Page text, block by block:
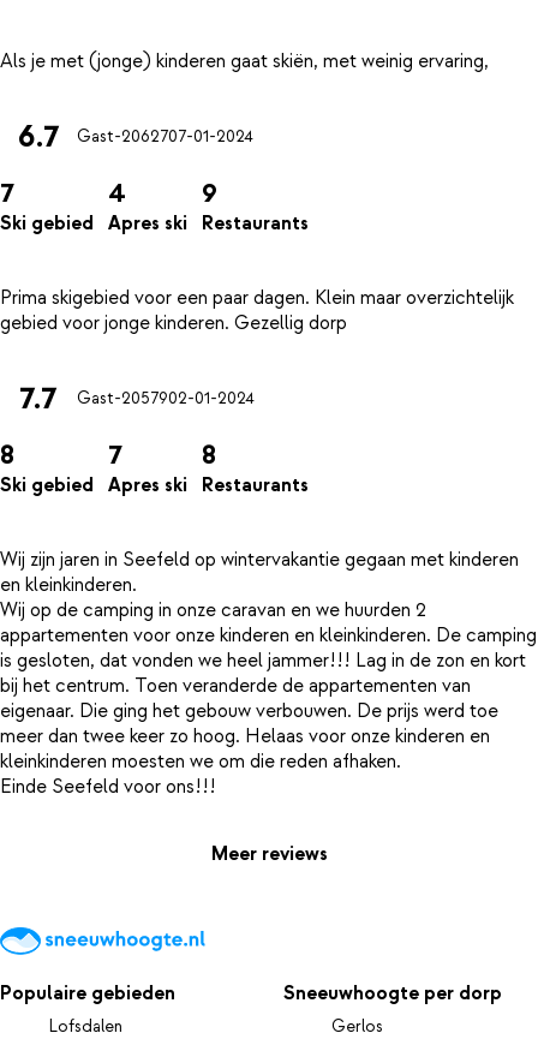
6.7 Gast-2062707-01-2024
7
Ski gebied
4
Apres ski
9
Restaurants
Prima skigebied voor een paar dagen. Klein maar overzichtelijk
7.7 Gast-2057902-01-2024
8
Ski gebied
7
Apres ski
8
Restaurants
Wij zijn jaren in Seefeld op wintervakantie gegaan met kinderen
en kleinkinderen.
Wij op de camping in onze caravan en we huurden 2
appartementen voor onze kinderen en kleinkinderen. De camping
is gesloten, dat vonden we heel jammer!!! Lag in de zon en kort
bij het centrum. Toen veranderde de appartementen van
eigenaar. Die ging het gebouw verbouwen. De prijs werd toe
meer dan twee keer zo hoog. Helaas voor onze kinderen en
kleinkinderen moesten we om die reden afhaken.
Meer reviews
Populaire gebieden
Lofsdalen
Sneeuwhoogte per dorp
Gerlos